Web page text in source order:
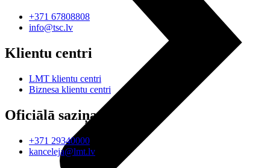
+371 67808808
info@tsc.lv
Klientu centri
LMT klientu centri
Biznesa klientu centri
Oficiālā saziņa
+371 29340000
kanceleja@lmt.lv